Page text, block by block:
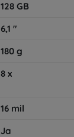
128 GB
6,1 "
180 g
8 x
16 mil
Ja